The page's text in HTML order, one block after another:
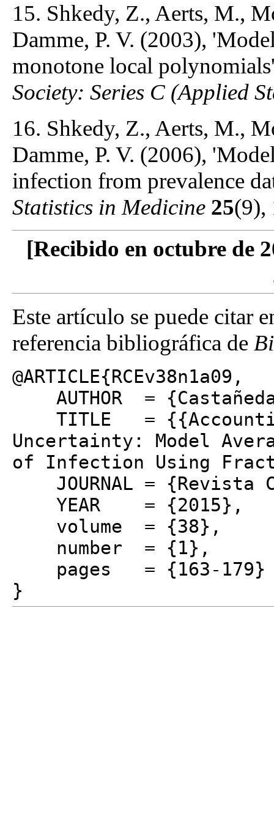
15. Shkedy, Z., Aerts, M.,
Damme, P. V. (2003),
monotone local
Society: Series C (Applied
16. Shkedy, Z., Aerts, M.,
Damme, P. V. (2006),
infection from prevalence
Statistics in Medicine 25(9),
[Recibido en octubre de
Este artículo se puede citar
referencia bibliográfica de
@ARTICLE{RCEv38n1a09,
AUTHOR =
TITLE =
Uncertainty: Model
of Infection Using
JOURNAL = {Revista
YEAR = {2015},
volume = {38},
number = {1},
pages = {163-179}
}